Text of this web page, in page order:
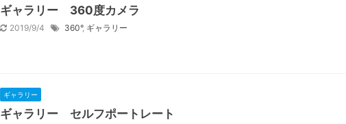
ギャラリー 360度カメラ
2019/9/4 360°, ギャラリー
ギャラリー
ギャラリー セルフポートレート